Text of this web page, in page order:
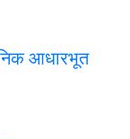
आधारभूत